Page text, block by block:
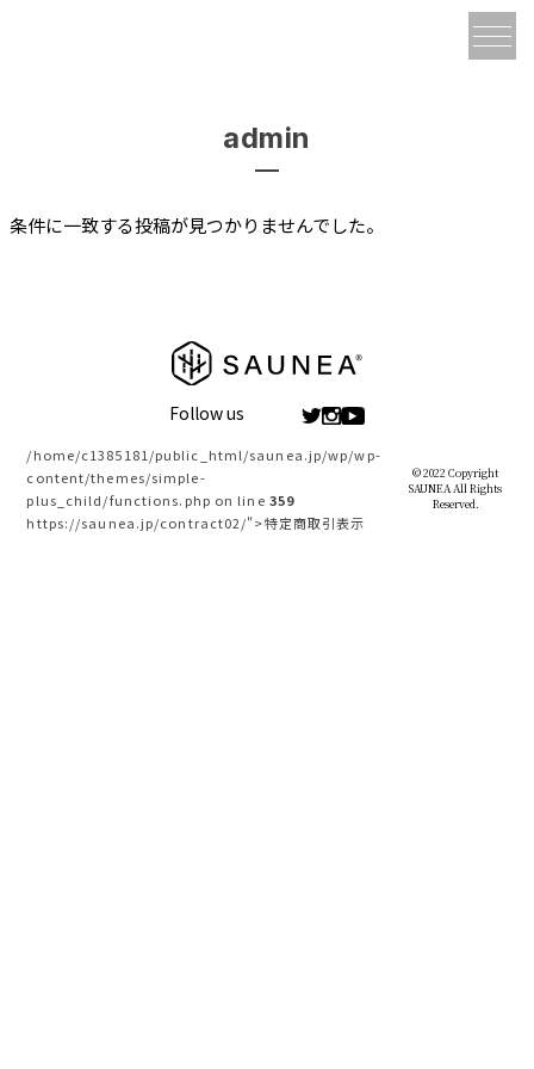
admin
条件に一致する投稿が見つかりませんでした。
Follow us
/home/c1385181/public_html/saunea.jp/wp/wp-
content/themes/simple-
plus_child/functions.php on line 359
https://saunea.jp/contract02/">特定商取引表示
© 2022 Copyright
SAUNEA All Rights
Reserved.